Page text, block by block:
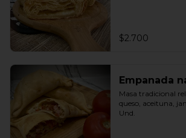
$2.700
Empanada
Masa tradicional
queso, aceituna,
Und.